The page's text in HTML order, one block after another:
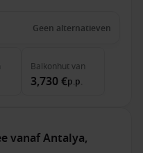
Geen alternatieven
Balkonhutvan
3,730 €p.p.
vanaf Antalya,